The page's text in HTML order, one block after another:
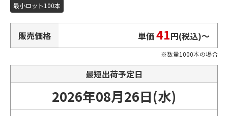
最小ロット100本
販売価格 単価41円(税込)〜
数量1000本の場合
最短出荷予定日
2026年08月26日(水)